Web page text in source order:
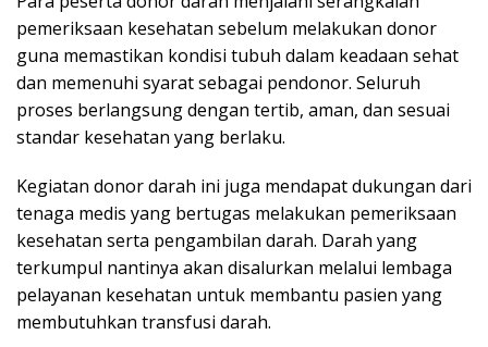
pemeriksaan kesehatan sebelum melakukan donor
guna memastikan kondisi tubuh dalam keadaan sehat
dan memenuhi syarat sebagai pendonor. Seluruh
proses berlangsung dengan tertib, aman, dan sesuai
standar kesehatan yang berlaku.
Kegiatan donor darah ini juga mendapat dukungan dari
tenaga medis yang bertugas melakukan pemeriksaan
kesehatan serta pengambilan darah. Darah yang
terkumpul nantinya akan disalurkan melalui lembaga
pelayanan kesehatan untuk membantu pasien yang
membutuhkan transfusi darah.